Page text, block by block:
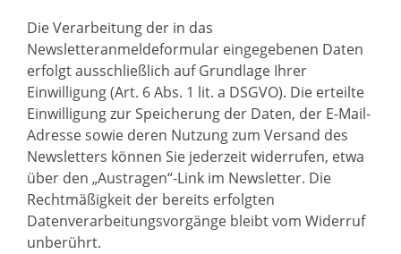
Die Verarbeitung der in das
Newsletteranmeldeformular eingegebenen Daten
erfolgt ausschließlich auf Grundlage Ihrer
Einwilligung (Art. 6 Abs. 1 lit. a DSGVO). Die erteilte
Einwilligung zur Speicherung der Daten, der E-Mail-
Adresse sowie deren Nutzung zum Versand des
Newsletters können Sie jederzeit widerrufen, etwa
über den „Austragen“-Link im Newsletter. Die
Rechtmäßigkeit der bereits erfolgten
Datenverarbeitungsvorgänge bleibt vom Widerruf
unberührt.